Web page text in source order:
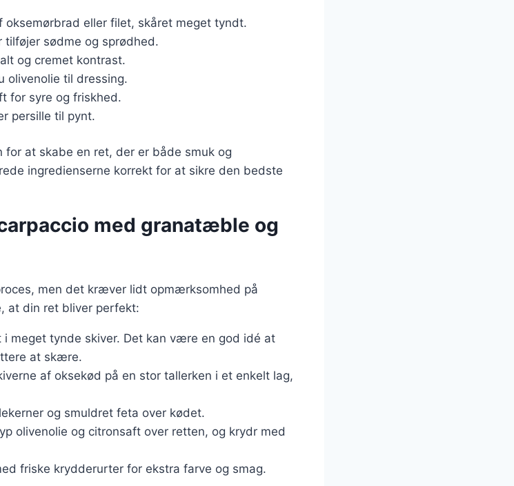
eller filet, skåret meget tyndt.
tilføjer sødme og sprødhed.
og cremet kontrast.
olivenolie til dressing.
for syre og friskhed.
persille til pynt.
for at skabe en ret, der er både smuk og
ingredienserne korrekt for at sikre den bedste
med granatæble og
men det kræver lidt opmærksomhed på
at din ret bliver perfekt:
meget tynde skiver. Det kan være en god idé at
at skære.
af oksekød på en stor tallerken i et enkelt lag,
og smuldret feta over kødet.
olivenolie og citronsaft over retten, og krydr med
friske krydderurter for ekstra farve og smag.